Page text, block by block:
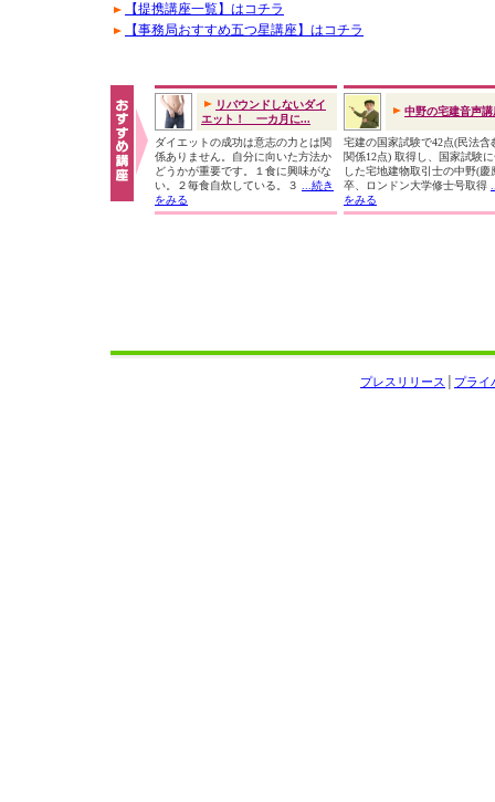
【提携講座一覧】はコチラ
【事務局おすすめ五つ星講座】はコチラ
リバウンドしないダイ
エット！ 一カ月に...
ダイエットの成功は意志の力とは関
係ありません。自分に向いた方法か
どうかが重要です。１食に興味がな
い。２毎食自炊している。３
...続き
をみる
中野の宅建音声講
宅建の国家試験で42点(民法含
関係12点) 取得し、国家試験
した宅地建物取引士の中野(慶
卒、ロンドン大学修士号取得
をみる
プライ
プレスリリース